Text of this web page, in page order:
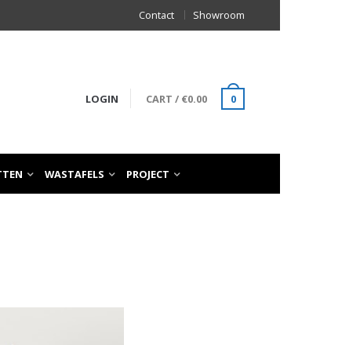
Contact Showroom
LOGIN CART / €0.00 0
WASTAFELS PROJECT